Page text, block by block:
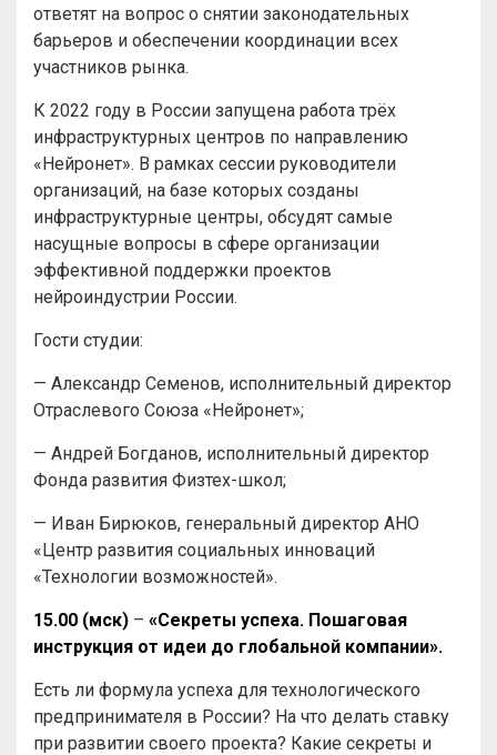
ответят на вопрос о снятии законодательных
барьеров и обеспечении координации всех
участников рынка.
К 2022 году в России запущена работа трёх
инфраструктурных центров по направлению
«Нейронет». В рамках сессии руководители
организаций, на базе которых созданы
инфраструктурные центры, обсудят самые
насущные вопросы в сфере организации
эффективной поддержки проектов
нейроиндустрии России.
Гости студии:
— Александр Семенов, исполнительный директор
Отраслевого Союза «Нейронет»;
— Андрей Богданов, исполнительный директор
Фонда развития Физтех-школ;
— Иван Бирюков, генеральный директор АНО
«Центр развития социальных инноваций
«Технологии возможностей».
15.00 (мск) – «Секреты успеха. Пошаговая
инструкция от идеи до глобальной компании».
Есть ли формула успеха для технологического
предпринимателя в России? На что делать ставку
при развитии своего проекта? Какие секреты и